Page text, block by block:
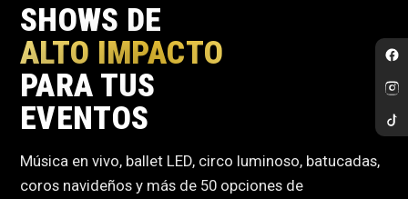
SHOWS DE
ALTO IMPACTO
PARA TUS
EVENTOS
Música en vivo, ballet LED, circo luminoso, batucadas,
coros navideños y más de 50 opciones de